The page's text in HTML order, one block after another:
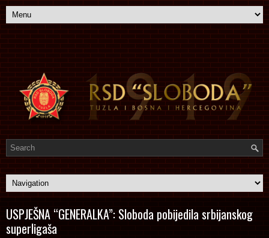
USPJEŠNA “GENERALKA”: Sloboda pobijedila srbijanskog
superligaša